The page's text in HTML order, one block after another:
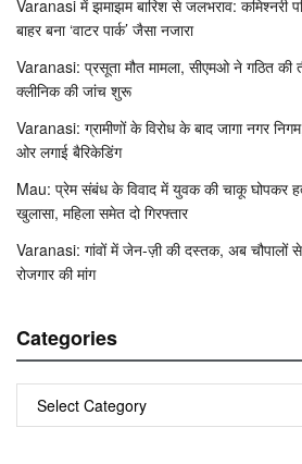
Varanasi में झमाझम बारिश से जलभराव: कमिश्नरी
बाहर बना ‘वाटर पार्क’ जैसा नजारा
Varanasi: प्रसूता मौत मामला, सीएमओ ने गठित की
क्लीनिक की जांच शुरू
Varanasi: ग्रामीणों के विरोध के बाद जागा नगर
ओर लगाई बैरिकेडिंग
Mau: प्रेम संबंध के विवाद में युवक की चाकू घोपकर
खुलासा, महिला समेत दो गिरफ्तार
Varanasi: गांवों में जेन-ज़ी की दस्तक, अब चौपालों से
रोजगार की मांग
Categories